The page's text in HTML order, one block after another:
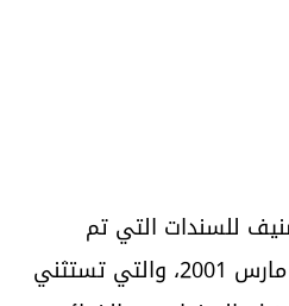
للسندات التي تم
إصدارها في أوروبا قبل 1 مارس 2001، والتي تستثني